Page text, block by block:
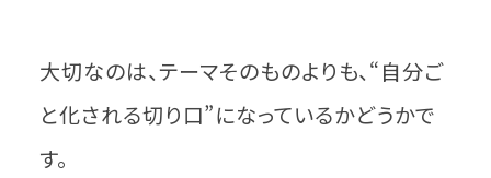
大切なのは、テーマそのものよりも、“自分ご
と化される切り口”になっているかどうかで
す。